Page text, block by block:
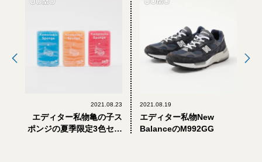
2021.08.23
エディター私物亀の子ス
ポンジの夏季限定3色セッ
2021.08.19
エディター私物New
BalanceのM992GG